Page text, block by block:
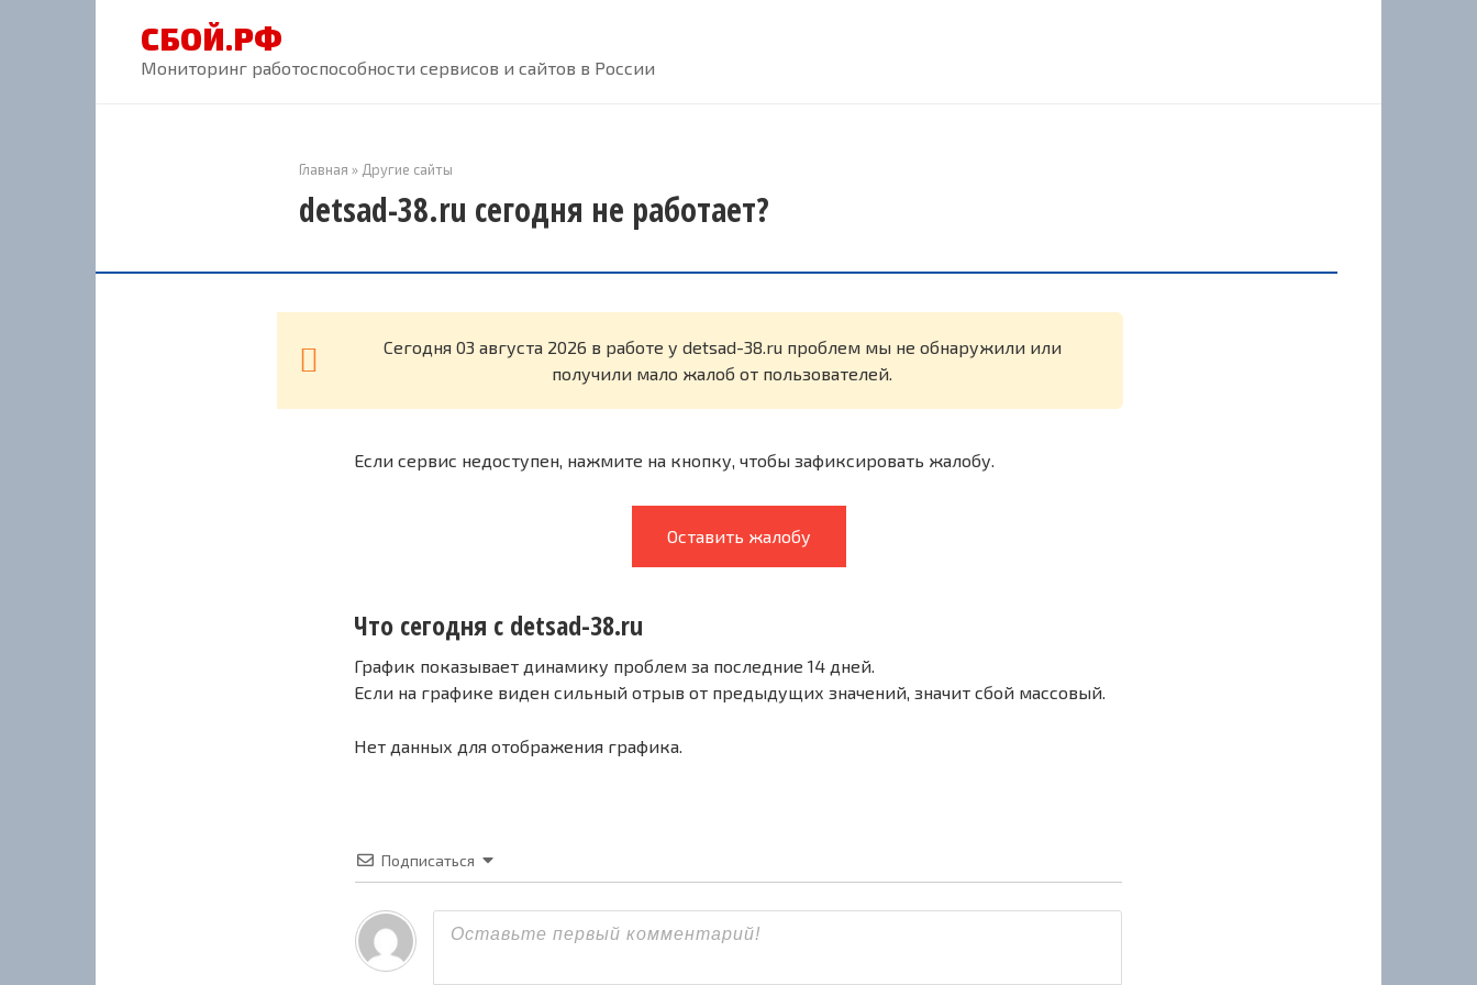
СБОЙ.РФ
Мониторинг работоспособности сервисов и сайтов в России
Главная » Другие сайты
detsad-38.ru сегодня не работает?
Cегодня 03 августа 2026 в работе у detsad-38.ru проблем мы не обнаружили или
получили мало жалоб от пользователей.
Если сервис недоступен, нажмите на кнопку, чтобы зафиксировать жалобу.
Оставить жалобу
Что сегодня с detsad-38.ru
График показывает динамику проблем за последние 14 дней.
Если на графике виден сильный отрыв от предыдущих значений, значит сбой массовый.
Нет данных для отображения графика.
Подписаться